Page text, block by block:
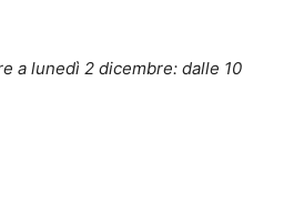
a lunedì 2 dicembre: dalle 10